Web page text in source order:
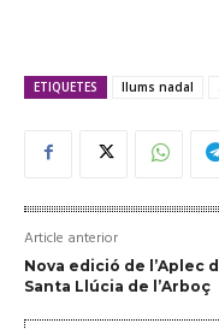
ETIQUETES llums nadal
Article anterior
Nova edició de l’Aplec
Santa Llúcia de l’Arboç